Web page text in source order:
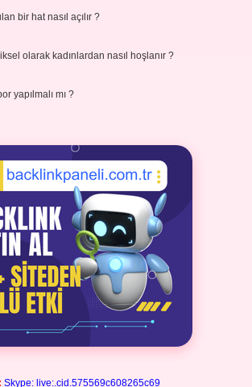
bir hat nasıl açılır ?
olarak kadınlardan nasıl hoşlanır ?
yapılmalı mı ?
Skype: live:.cid.575569c608265c69